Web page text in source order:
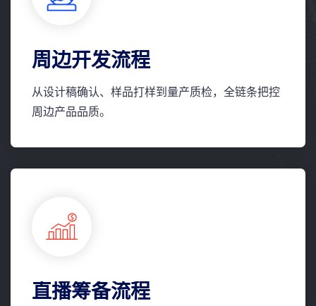
周边开发流程
从设计稿确认、样品打样到量产质检，全链条把控
周边产品品质。
直播筹备流程